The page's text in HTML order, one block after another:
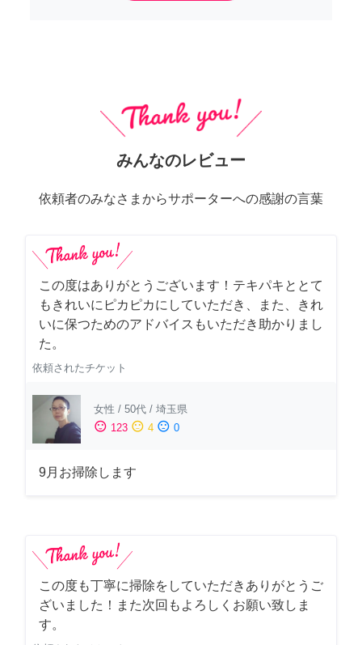
みんなのレビュー
依頼者のみなさまからサポーターへの感謝の言葉
この度はありがとうございます！テキパキととて
もきれいにピカピカにしていただき、また、きれ
いに保つためのアドバイスもいただき助かりまし
た。
依頼されたチケット
女性 / 50代 / 埼玉県
sentiment_satisfied 123 sentiment_neutral 4 sentiment_dissatisfied 0
9月お掃除します
この度も丁寧に掃除をしていただきありがとうご
ざいました！また次回もよろしくお願い致しま
す。